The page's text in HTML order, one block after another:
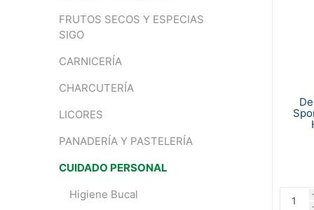
FRUTOS SECOS Y ESPECIAS
SIGO
CARNICERÍA
CHARCUTERÍA
LICORES
PANADERÍA Y PASTELERÍA
CUIDADO PERSONAL
Higiene Bucal